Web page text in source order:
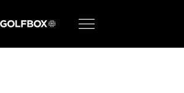
GOLFBOX